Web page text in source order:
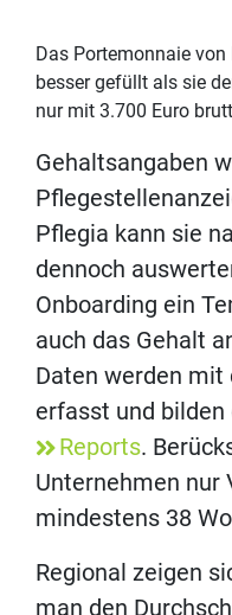
Das Portemonnaie
besser gefüllt als sie
nur mit 3.700 Euro
Gehaltsangaben
Pflegia kann sie
dennoch
Onboarding ein
auch das Gehalt
Daten werden mit
erfasst und bilden
Reports.
Unternehmen
mindestens 38
Regional zeigen
man den